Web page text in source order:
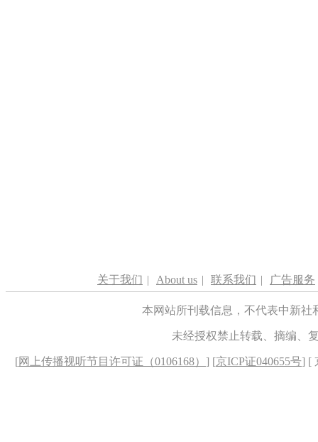
关于我们 | About us | 联系我们 | 广告服务
本网站所刊载信息，不代表中新
未经授权禁止转载、摘编、
[网上传播视听节目许可证（0106168） ] [京ICP证040655号] [